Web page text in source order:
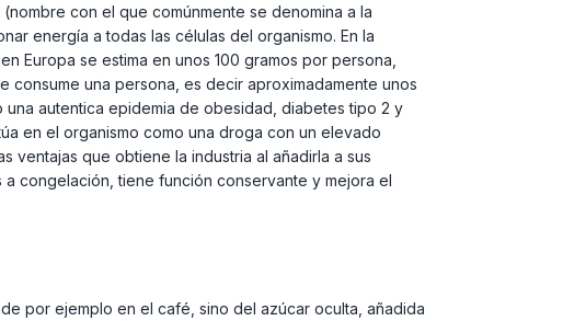
con el que comúnmente se denomina a la
energía a todas las células del organismo. En la
Europa se estima en unos 100 gramos por persona,
una persona, es decir aproximadamente unos
autentica epidemia de obesidad, diabetes tipo 2 y
en el organismo como una droga con un elevado
que obtiene la industria al añadirla a sus
congelación, tiene función conservante y mejora el
por ejemplo en el café, sino del azúcar oculta, añadida